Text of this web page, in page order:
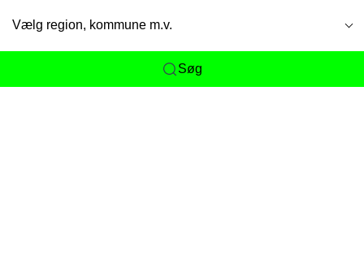
Vælg region, kommune m.v.
Søg